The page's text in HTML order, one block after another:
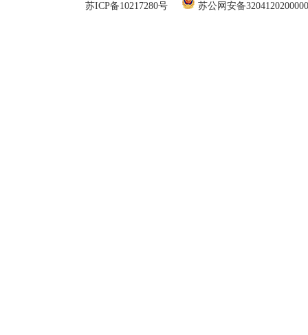
苏ICP备10217280号
苏公网安备